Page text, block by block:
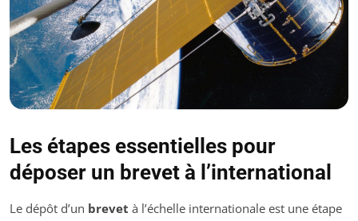
Les étapes essentielles pour
déposer un brevet à l’international
Le dépôt d’un brevet à l’échelle internationale est une étape